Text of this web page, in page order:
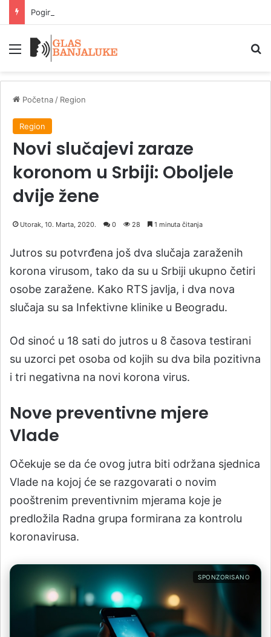
Poginuo motociklista u saobraćajnoj nesreći kod Hadžića
Meni
Početna / Region
Region
Novi slučajevi zaraze
koronom u Srbiji: Oboljele
dvije žene
Utorak, 10. Marta, 2020. 0 28 1 minuta čitanja
Jutros su potvrđena još dva slučaja zaraženih
korona virusom, tako da su u Srbiji ukupno četiri
osobe zaražene. Kako RTS javlja, i dva nova
slučaja su sa Infektivne klinike u Beogradu.
Od sinoć u 18 sati do jutros u 8 časova testirani
su uzorci pet osoba od kojih su dva bila pozitivna
i tri negativna na novi korona virus.
Nove preventivne mjere
Vlade
Očekuje se da će ovog jutra biti održana sjednica
Vlade na kojoj će se razgovarati o novim
pooštrenim preventivnim mjerama koje je
predložila Radna grupa formirana za kontrolu
koronavirusa.
SPONZORISANO